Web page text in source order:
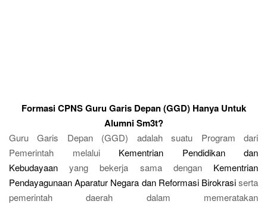
Formasi CPNS Guru Garis Depan (GGD) Hanya Untuk
Alumni Sm3t?
Guru Garis Depan (GGD) adalah suatu Program dari
Pemerintah melalui Kementrian Pendidikan dan
Kebudayaan yang bekerja sama dengan Kementrian
Pendayagunaan Aparatur Negara dan Reformasi Birokrasiserta
pemerintah daerah dalam memeratakan